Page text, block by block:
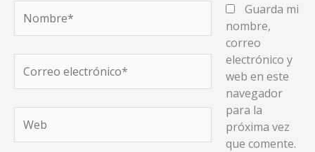
electrónico*
Guarda mi
nombre,
correo
electrónico y
web en este
navegador
para la
próxima vez
que comente.